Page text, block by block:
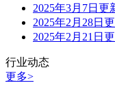
2025年3月7日更
2025年2月28日
2025年2月21日
行业动态
更多>